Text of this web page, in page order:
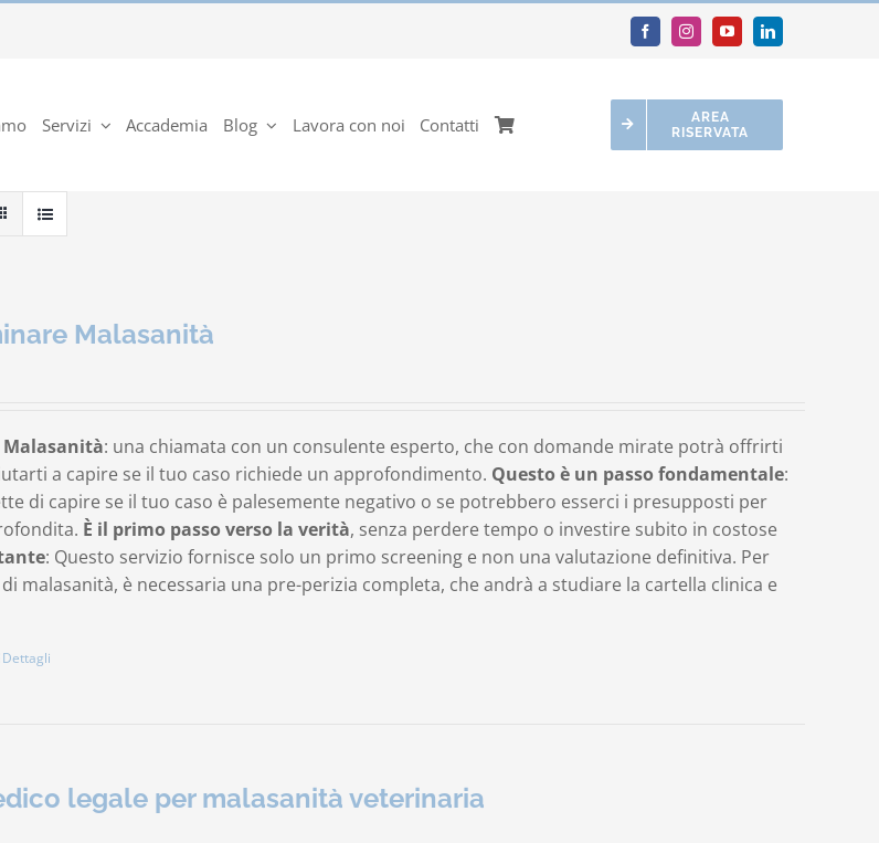
Servizi Accademia Blog Lavora con noi Contatti
AREA
RISERVATA
Malasanità
: una chiamata con un consulente esperto, che con domande mirate potrà offrirti
a capire se il tuo caso richiede un approfondimento. Questo è un passo fondamentale:
di capire se il tuo caso è palesemente negativo o se potrebbero esserci i presupposti per
È il primo passo verso la verità, senza perdere tempo o investire subito in costose
: Questo servizio fornisce solo un primo screening e non una valutazione definitiva. Per
malasanità, è necessaria una pre-perizia completa, che andrà a studiare la cartella clinica e
Dettagli
legale per malasanità veterinaria